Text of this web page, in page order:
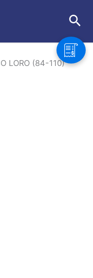
LORO (84-110)